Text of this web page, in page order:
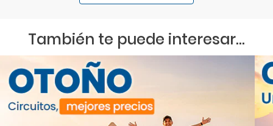
También te puede interesar...